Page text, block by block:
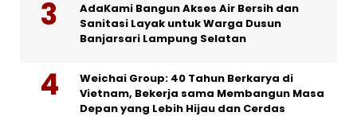
AdaKami Bangun Akses Air Bersih dan
Sanitasi Layak untuk Warga Dusun
Banjarsari Lampung Selatan
Weichai Group: 40 Tahun Berkarya di
Vietnam, Bekerja sama Membangun Masa
Depan yang Lebih Hijau dan Cerdas